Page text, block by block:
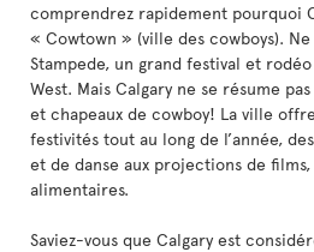
comprendrez rapidement pourquoi
« Cowtown » (ville des cowboys).
Stampede, un grand festival et
West. Mais Calgary ne se résume
et chapeaux de cowboy! La ville
festivités tout au long de l’année,
et de danse aux projections de
alimentaires.
Saviez-vous que Calgary est